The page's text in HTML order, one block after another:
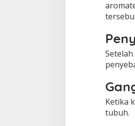
Ketika
tubuh.